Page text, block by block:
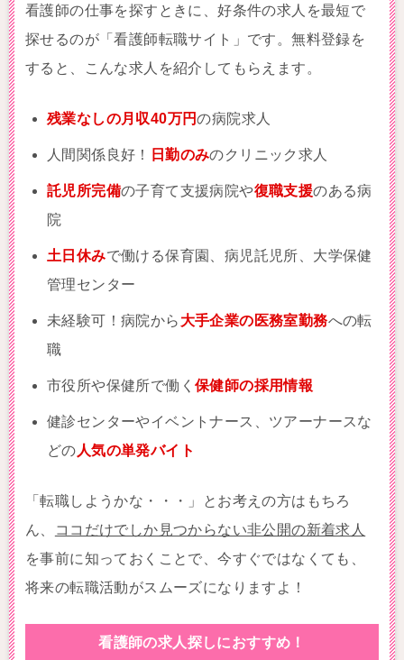
看護師の仕事を探すときに、好条件の求人を最短で
探せるのが「看護師転職サイト」です。無料登録を
すると、こんな求人を紹介してもらえます。
残業なしの月収40万円の病院求人
人間関係良好！ 日勤のみのクリニック求人
託児所完備の子育て支援病院や復職支援のある病
院
土日休みで働ける保育園、病児託児所、大学保健
管理センター
未経験可！病院から 大手企業の医務室勤務への転
職
市役所や保健所で働く 保健師の採用情報
健診センターやイベントナース、ツアーナースな
どの 人気の単発バイト
「転職しようかな・・・」とお考えの方はもちろ
ん、
ココだけでしか見つからない非公開の新着求人
を事前に知っておくことで、今すぐではなくても、
将来の転職活動がスムーズになりますよ！
看護師の求人探しにおすすめ！